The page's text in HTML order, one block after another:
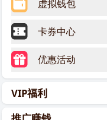
VIP福利
推广赚钱